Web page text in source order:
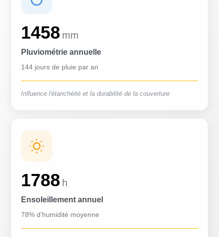
1458 mm
Pluviométrie annuelle
144 jours de pluie par an
Influence l'étanchéité et la durabilité de la couverture
1788 h
Ensoleillement annuel
78% d'humidité moyenne